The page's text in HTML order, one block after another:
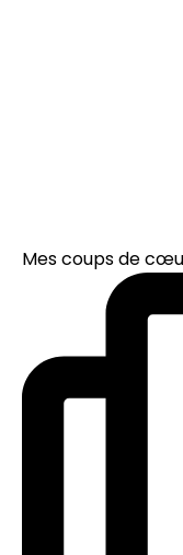
Mes coups de